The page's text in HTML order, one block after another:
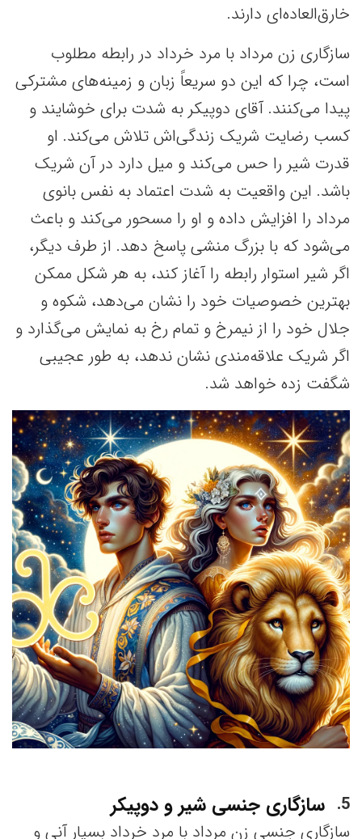
خارق‌العاده‌ای دارند.
سازگاری زن مرداد با مرد خرداد در رابطه مطلوب
است، چرا که این دو سریعاً زبان و زمینه‌های مشترکی
پیدا می‌کنند. آقای دوپیکر به شدت برای خوشایند و
کسب رضایت شریک زندگی‌اش تلاش می‌کند. او
قدرت شیر را حس می‌کند و میل دارد در آن شریک
باشد. این واقعیت به شدت اعتماد به نفس بانوی
مرداد را افزایش داده و او را مسحور می‌کند و باعث
می‌شود که با بزرگ منشی پاسخ دهد. از طرف دیگر،
اگر شیر استوار رابطه را آغاز کند، به هر شکل ممکن
بهترین خصوصیات خود را نشان می‌دهد، شکوه و
جلال خود را از نیمرخ و تمام رخ به نمایش می‌گذارد و
اگر شریک علاقه‌مندی نشان ندهد، به طور عجیبی
شگفت زده خواهد شد.
5 سازگاری جنسی شیر و دوپیکر
سازگاری جنسی زن مرداد با مرد خرداد بسیار آنی و